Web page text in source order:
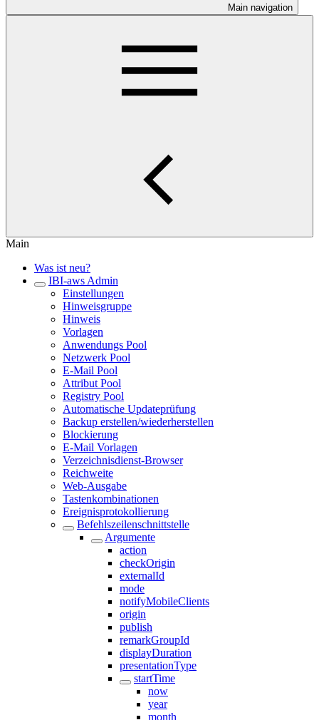
Main navigation
Main
Was ist neu?
IBI-aws Admin
Einstellungen
Hinweisgruppe
Hinweis
Vorlagen
Anwendungs Pool
Netzwerk Pool
E-Mail Pool
Attribut Pool
Registry Pool
Automatische Updateprüfung
Backup erstellen/wiederherstellen
Blockierung
E-Mail Vorlagen
Verzeichnisdienst-Browser
Reichweite
Web-Ausgabe
Tastenkombinationen
Ereignisprotokollierung
Befehlszeilenschnittstelle
Argumente
action
checkOrigin
externalId
mode
notifyMobileClients
origin
publish
remarkGroupId
displayDuration
presentationType
startTime
now
year
month